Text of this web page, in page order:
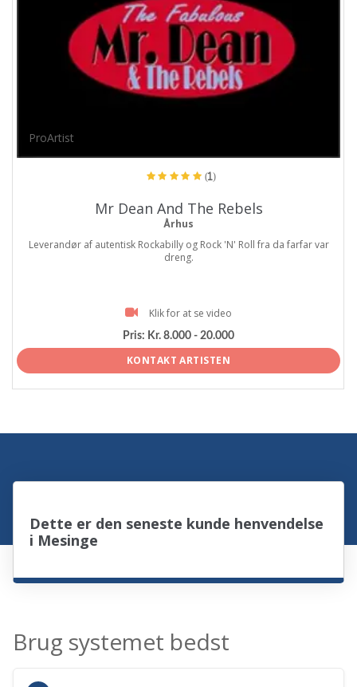
ProArtist
(1)
Mr Dean And The Rebels
Århus
Leverandør af autentisk Rockabilly og Rock 'N' Roll fra da farfar var
dreng.
Klik for at se video
Pris: Kr. 8.000 - 20.000
KONTAKT ARTISTEN
Dette er den seneste kunde henvendelse
i Mesinge
Brug systemet bedst